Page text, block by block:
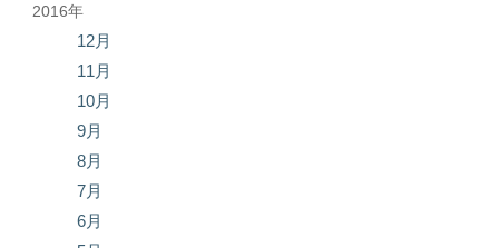
2016年
12月
11月
10月
9月
8月
7月
6月